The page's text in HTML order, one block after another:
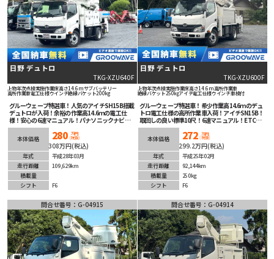
日野 デュトロ
TKG-XZU640F
上物年次点検実施作業床高さ14.6mサブバッテリー
高所作業車電工仕様ウインチ絶縁バケット200kg
グルーウェーブ特選車！人気のアイチSH15B搭載
デュトロが入荷！余裕の作業高14.6ｍの電工仕
様！安心の6速マニュアル！パナソニックナビ＆
バックカメラ装備！
本体価格 280 万円
(税抜)
308万円(税込)
年式
平成28年03月
走行距離
109,629km
積載量
シフト
F6
日野 デュトロ
TKG-XZU600F
上物年次点検実施作業床高さ14.6m高所作業車
絶縁バケット250㎏アイチ電工仕様ウインチ車検付
グルーウェーブ特選車！希少作業高14.6ｍのデュ
トロ電工仕様の高所作業車入荷！アイチSN15B！
取回しの良い標準10尺！6速マニュアル！ETC車
載器装備！エンジン・ミッション・フレームの状
態良くオススメです！
本体価格 272 万円
(税抜)
299.2万円(税込)
年式
平成25年02月
走行距離
92,144km
積載量
250kg
シフト
F6
問合せ番号：G-04915 問合せ番号：G-04914